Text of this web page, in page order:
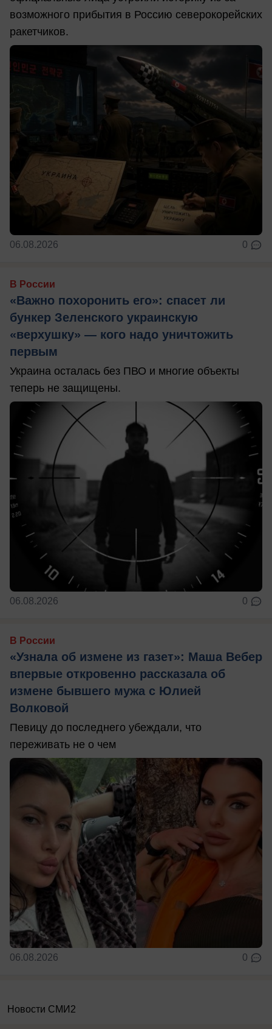
возможного прибытия в Россию северокорейских
ракетчиков.
06.08.2026 0
В России
«Важно похоронить его»: спасет ли
бункер Зеленского украинскую
«верхушку» — кого надо уничтожить
первым
Украина осталась без ПВО и многие объекты
теперь не защищены.
06.08.2026 0
В России
«Узнала об измене из газет»: Маша Вебер
впервые откровенно рассказала об
измене бывшего мужа с Юлией
Волковой
Певицу до последнего убеждали, что
переживать не о чем
06.08.2026 0
Новости СМИ2